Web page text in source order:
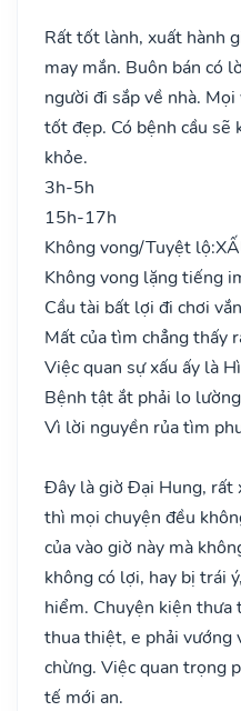
Rất tốt lành, xuất hành
may mắn. Buôn bán có
người đi sắp về nhà.
tốt đẹp. Có bệnh cầu sẽ
khỏe.
3h-5h
15h-17h
Không vong/Tuyệt lộ:
Không vong lặng tiếng
Cầu tài bất lợi đi chơi
Mất của tìm chẳng thấy
Việc quan sự xấu ấy là
Bệnh tật ắt phải lo lường
Vì lời nguyền rủa tìm
Đây là giờ Đại Hung, rất
thì mọi chuyện đều
của vào giờ này mà
không có lợi, hay bị trái
hiểm. Chuyện kiện
thua thiệt, e phải vướng
chừng. Việc quan trọng
tế mới an.